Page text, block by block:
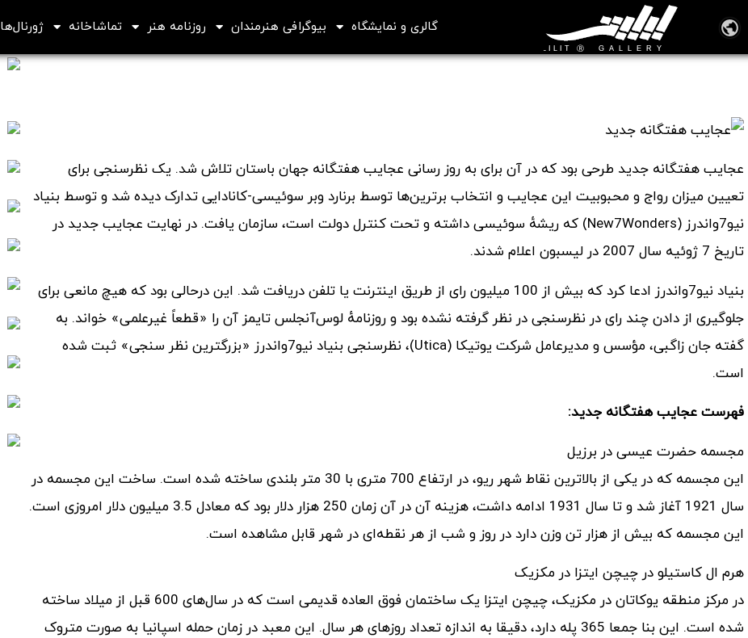
گالری و نمایشگاه بیوگرافی هنرمندان روزنامه هنر تماشاخانه ژورنال‌ها
عجایب هفتگانه جدید
عجایب هفتگانه جدید طرحی بود که در آن برای به روز رسانی عجایب هفتگانه جهان باستان تلاش شد. یک نظرسنجی برای
تعیین میزان رواج و محبوبیت این عجایب و انتخاب برترین‌ها توسط برنارد وبر سوئیسی-کانادایی تدارک دیده شد و توسط بنیاد
نیو7واندرز (New7Wonders) که ریشهٔ سوئیسی داشته و تحت کنترل دولت است، سازمان یافت. در نهایت عجایب جدید در
تاریخ 7 ژوئیه سال 2007 در لیسبون اعلام شدند.
بنیاد نیو7واندرز ادعا کرد که بیش از 100 میلیون رای از طریق اینترنت یا تلفن دریافت شد. این درحالی بود که هیچ مانعی برای
جلوگیری از دادن چند رای در نظرسنجی در نظر گرفته نشده بود و روزنامهٔ لوس‌آنجلس تایمز آن را «قطعاً غیرعلمی» خواند. به
گفته جان زاگبی، مؤسس و مدیرعامل شرکت یوتیکا (Utica)، نظرسنجی بنیاد نیو7واندرز «بزرگترین نظر سنجی» ثبت شده
است.
فهرست عجایب هفتگانه جدید:
مجسمه حضرت عیسی در برزیل
این مجسمه که در یکی از بالاترین نقاط شهر ریو، در ارتفاع 700 متری با 30 متر بلندی ساخته شده است. ساخت این مجسمه در
سال 1921 آغاز شد و تا سال 1931 ادامه داشت، هزینه آن در آن زمان 250 هزار دلار بود که معادل 3.5 میلیون دلار امروزی است.
این مجسمه که بیش از هزار تن وزن دارد در روز و شب از هر نقطه‌ای در شهر قابل مشاهده است.
هرم ال کاستیلو در چیچن ایتزا در مکزیک
در مرکز منطقه یوکاتان در مکزیک، چیچن ایتزا یک ساختمان فوق العاده قدیمی است که در سال‌های 600 قبل از میلاد ساخته
شده است. این بنا جمعا 365 پله دارد، دقیقا به اندازه تعداد روزهای هر سال. این معبد در زمان حمله اسپانیا به صورت متروک